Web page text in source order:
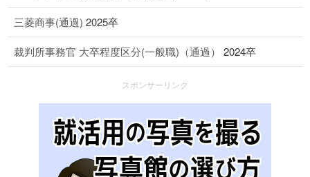
三菱商事(通過) 2025卒
裁判所事務官 大卒程度区分(一般職)（通過） 2024卒
スポンサーリンク